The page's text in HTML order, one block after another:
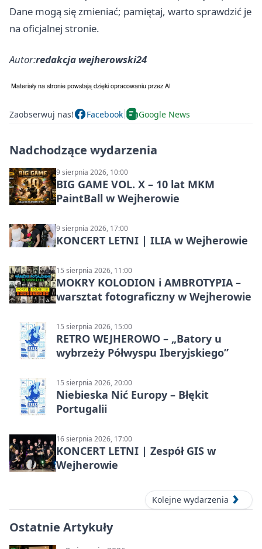
Dane mogą się zmieniać; pamiętaj, warto sprawdzić je
na oficjalnej stronie.
Autor:redakcja wejherowski24
Zaobserwuj nas! Facebook Google News
Nadchodzące wydarzenia
9 sierpnia 2026, 10:00
BIG GAME VOL. X – 10 lat MKM
PaintBall w Wejherowie
9 sierpnia 2026, 17:00
KONCERT LETNI | ILIA w Wejherowie
15 sierpnia 2026, 11:00
MOKRY KOLODION i AMBROTYPIA –
warsztat fotograficzny w Wejherowie
15 sierpnia 2026, 15:00
RETRO WEJHEROWO – „Batory u
wybrzeży Półwyspu Iberyjskiego”
15 sierpnia 2026, 20:00
Niebieska Nić Europy – Błękit
Portugalii
16 sierpnia 2026, 17:00
KONCERT LETNI | Zespół GIS w
Wejherowie
Kolejne wydarzenia
Ostatnie Artykuły